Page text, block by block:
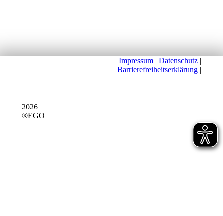
2026
®EGO
Impressum | Datenschutz |
Barrierefreiheitserklärung |